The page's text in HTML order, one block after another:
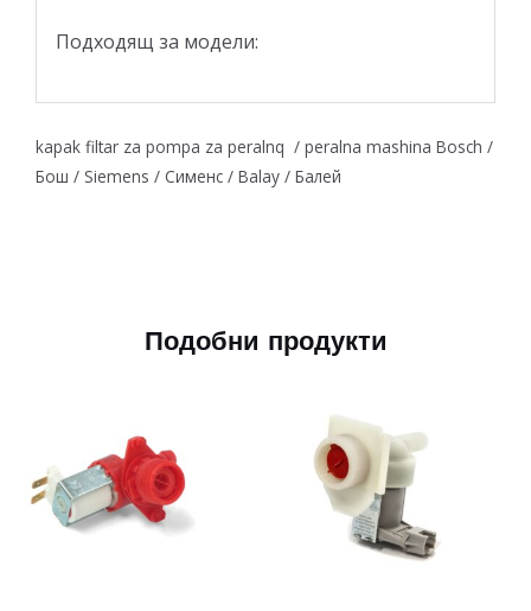
Подходящ за модели:
kapak filtar za pompa za peralnq / peralna mashina Bosch /
Бош / Siemens / Сименс / Balay / Балей
Подобни продукти